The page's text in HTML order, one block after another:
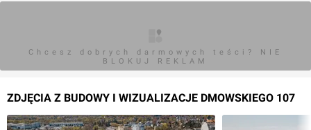
Chcesz dobrych darmowych teści? NIE
BLOKUJ REKLAM
ZDJĘCIA Z BUDOWY I WIZUALIZACJE DMOWSKIEGO 107